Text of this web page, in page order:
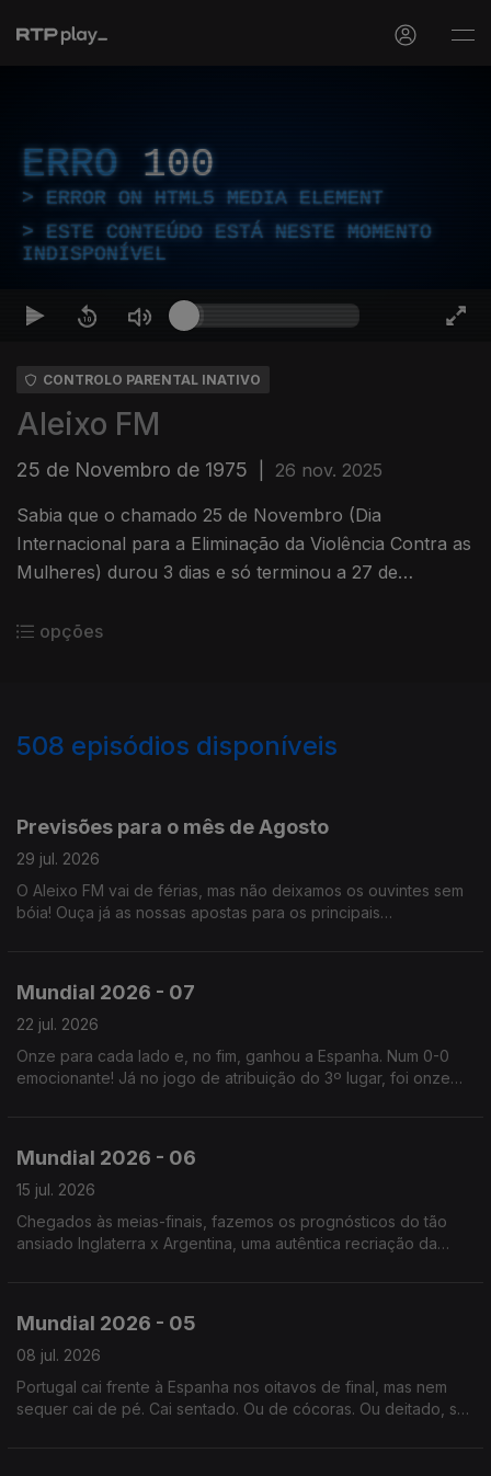
ERRO 100
ERROR ON HTML5 MEDIA ELEMENT
ESTE CONTEÚDO ESTÁ NESTE MOMENTO
INDISPONÍVEL
CONTROLO PARENTAL INATIVO
Aleixo FM
25 de Novembro de 1975 26 nov. 2025
Sabia que o chamado 25 de Novembro (Dia
Internacional para a Eliminação da Violência Contra as
Mulheres) durou 3 dias e só terminou a 27 de
opções
508 episódios disponíveis
Previsões para o mês de Agosto
29 jul. 2026
O Aleixo FM vai de férias, mas não deixamos os ouvintes sem
bóia! Ouça já as nossas apostas para os principais
Mundial 2026 - 07
22 jul. 2026
Onze para cada lado e, no fim, ganhou a Espanha. Num 0-0
emocionante! Já no jogo de atribuição do 3º lugar, foi onze
Mundial 2026 - 06
15 jul. 2026
Chegados às meias-finais, fazemos os prognósticos do tão
ansiado Inglaterra x Argentina, uma autêntica recriação da
Mundial 2026 - 05
08 jul. 2026
Portugal cai frente à Espanha nos oitavos de final, mas nem
sequer cai de pé. Cai sentado. Ou de cócoras. Ou deitado, sei